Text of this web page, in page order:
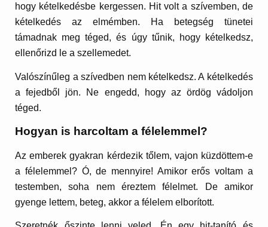
hogy kételkedésbe kergessen. Hit volt a szívemben, de
kételkedés az elmémben. Ha betegség tünetei
támadnak meg téged, és úgy tűnik, hogy kételkedsz,
ellenőrizd le a szellemedet.
Valószínűleg a szívedben nem kételkedsz. A kételkedés
a fejedből jön. Ne engedd, hogy az ördög vádoljon
téged.
Hogyan is harcoltam a félelemmel?
Az emberek gyakran kérdezik tőlem, vajon küzdöttem-e
a félelemmel? Ó, de mennyire! Amikor erős voltam a
testemben, soha nem éreztem félelmet. De amikor
gyenge lettem, beteg, akkor a félelem elborított.